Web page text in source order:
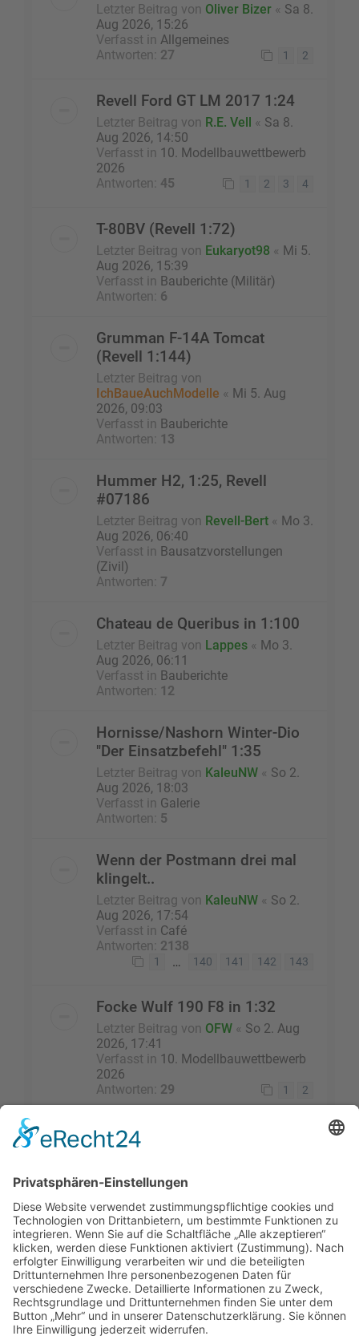
Letzter Beitrag von Oliver Bizer « Sa 8.
Aug 2026, 15:26
Verfasst in Allgemeines
Antworten: 27 1 2
Revell Ford GT LM 2017 1:24
Letzter Beitrag von R.E. Vell « Sa 8.
Aug 2026, 14:50
Verfasst in 10. Modellbauwettbewerb
2026
Antworten: 45 1 2 3 4
T-80BV (Revell 1:72)
Letzter Beitrag von Eukaryot98 « Mi 5.
Aug 2026, 15:39
Verfasst in Bauberichte (Militär)
Antworten: 6
Grumman F-14A Tomcat
(Revell 1:144)
Letzter Beitrag von
IchBaueAuchModelle « Mi 5. Aug
2026, 09:03
Verfasst in Bauberichte
Antworten:
13
Hummer H2, 1:25, Revell
#07186
Letzter Beitrag von Revell-Bert « Mo 3.
Aug 2026, 06:40
Verfasst in Bausatzvorstellungen
(Zivil)
Antworten: 7
Chateau de Queribus in 1:100
Letzter Beitrag von Lappes « Mo 3.
Aug 2026, 06:11
Verfasst in Bauberichte
Antworten:
12
Hornisse/Nashorn Winter-Dio
"Der Einsatzbefehl" 1:35
Letzter Beitrag von KaleuNW « So 2.
Aug 2026, 18:03
Verfasst in Galerie
Antworten: 5
Wenn der Postmann drei mal
klingelt..
Letzter Beitrag von KaleuNW « So 2.
Aug 2026, 17:54
Verfasst in Café
Antworten: 2138
1 … 140 141 142 143
Focke Wulf 190 F8 in 1:32
Letzter Beitrag von OFW « So 2. Aug
2026, 17:41
Verfasst in 10. Modellbauwettbewerb
2026
Antworten: 29 1 2
Die Suche ergab 14 Treffer • Seite
Gehe zu